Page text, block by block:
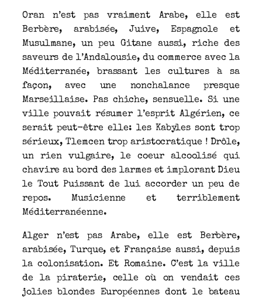
Oran n’est pas vraiment Arabe, elle est
Berbère, arabisée, Juive, Espagnole et
Musulmane, un peu Gitane aussi, riche des
saveurs de l’Andalousie, du commerce avec la
Méditerranée, brassant les cultures à sa
façon, avec une nonchalance presque
Marseillaise. Pas chiche, sensuelle. Si une
ville pouvait résumer l’esprit Algérien, ce
serait peut-être elle: les Kabyles sont trop
sérieux, Tlemcen trop aristocratique ! Drôle,
un rien vulgaire, le coeur alcoolisé qui
chavire au bord des larmes et implorant Dieu
le Tout Puissant de lui accorder un peu de
repos. Musicienne et terriblement
Méditerranéenne.
Alger n’est pas Arabe, elle est Berbère,
arabisée, Turque, et Française aussi, depuis
la colonisation. Et Romaine. C’est la ville
de la piraterie, celle où on vendait ces
jolies blondes Européennes dont le bateau